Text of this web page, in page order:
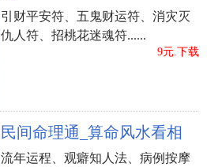
引财平安符、五鬼财运符、消灾灭
仇人符、招桃花迷魂符......
9元.下载
民间命理通_算命风水看相
流年运程、观癖知人法、病例按摩